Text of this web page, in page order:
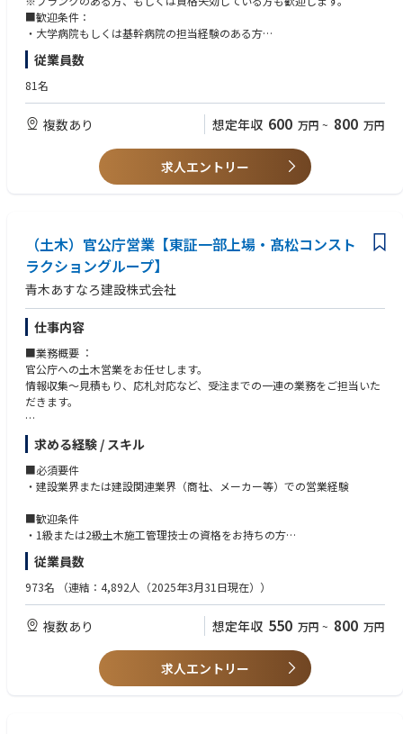
アントとの信頼関係を築いていきます。
医薬品・医療機器メーカーなどから依頼を受け、クライアントの営業活動
を受託する企業のことです。
CSOのMRとして働きながら、経験次第でメーカー側への転籍のチャンス
■歓迎条件：
・大学病院もしくは基幹病院の担当経験のある方
・バイオ医薬品取り扱い経験者
従業員数
81名
複数あり 想定年収 600 万円 ~ 800 万円
求人エントリー
（土木）官公庁営業【東証一部上場・髙松コンスト
ラクショングループ】
青木あすなろ建設株式会社
仕事内容
■業務概要︓
官公庁への土木営業をお任せします。
情報収集～⾒積もり、応札対応など、受注までの⼀連の業務をご担当いた
だきます。
◇⾒積/設計の打ち合わせ
設計部や⾒積部、⼯事部などと連携し、官公庁への提案、対応を⾏ってい
ただきます。
・1件当たり数億から数百億単位と⾦額の規模も⼤きく、街づくりという
スケールの⼤きな仕事となるので、出来上がった建物を⾒たときに⼤きな
・チーム単位で年間の⽬標数値が割り振られ、各営業社員が連携しながら
営業を⾏っております。
・出張の機会がございます。
求める経験 / スキル
■必須要件
・建設業界または建設関連業界（商社、メーカー等）での営業経験
■歓迎条件
・1級または2級土木施⼯管理技⼠の資格をお持ちの⽅
・土木系学部、学科出⾝者
従業員数
973名 （連結：4,892人（2025年3月31日現在））
複数あり 想定年収 550 万円 ~ 800 万円
求人エントリー